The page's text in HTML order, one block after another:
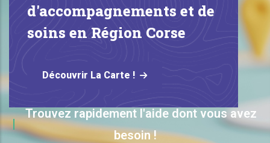
d'accompagnements et de
soins en Région Corse
Découvrir La Carte !
Trouvez rapidement l'aide dont vous avez
besoin !